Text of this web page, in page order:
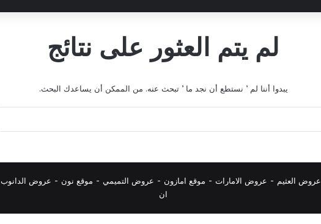
لم يتم العثور على نتائج
يبدوا أننا لم ’ نستطع أن نجد ما ’ تبحث عنه. من الممكن أن يساعدك البحث.
عروض العثيم - عروض الامارات - موقع امازون - عروض التميمي - موقع نون - عروض الدانوب
ان